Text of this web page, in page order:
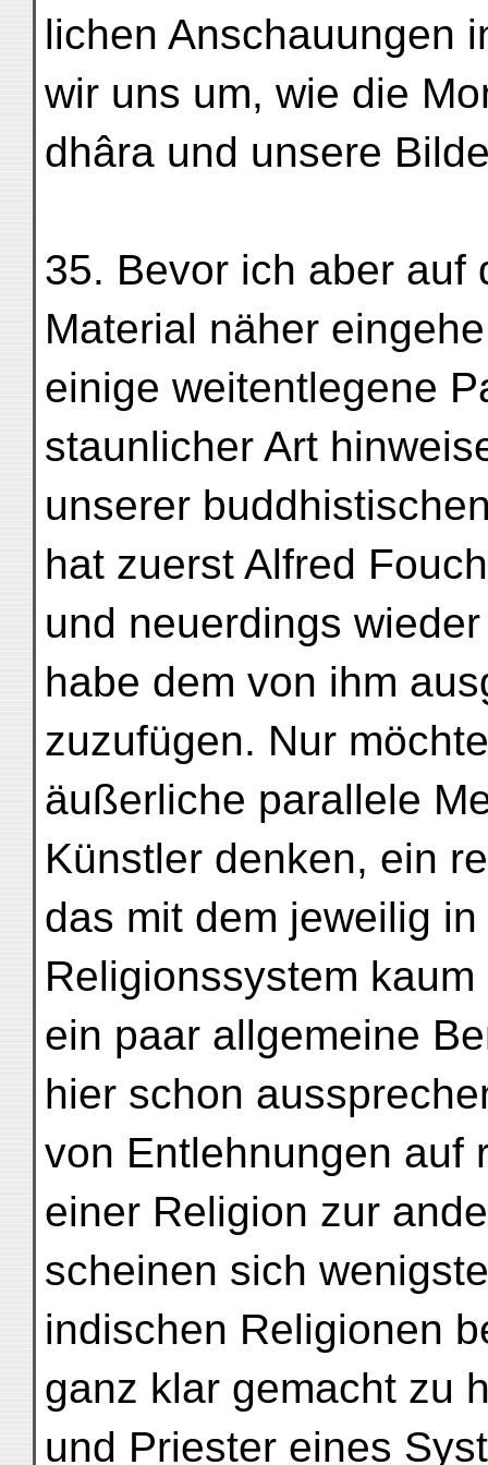
lichen Anschauungen
wir uns um, wie die
dhâra und unsere
35. Bevor ich aber auf
Material näher
einige weitentlegene
staunlicher Art
unserer
hat zuerst Alfred
und neuerdings
habe dem von ihm
zuzufügen. Nur
äußerliche parallele
Künstler denken, ein
das mit dem jeweilig
Religionssystem
ein paar allgemeine
hier schon
von Entlehnungen auf
einer Religion zur
scheinen sich
indischen Religionen
ganz klar gemacht zu
und Priester eines